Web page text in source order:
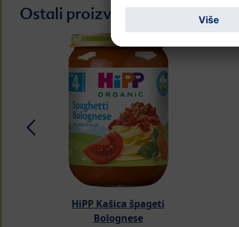
Ostali proizvodi iz ove
HiPP Kašica špageti
Bolognese